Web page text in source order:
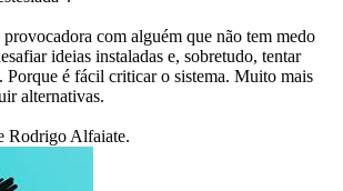
com alguém que não tem medo
ideias instaladas e, sobretudo, tentar
Porque é fácil criticar o sistema. Muito mais
alternativas.
Rodrigo Alfaiate.